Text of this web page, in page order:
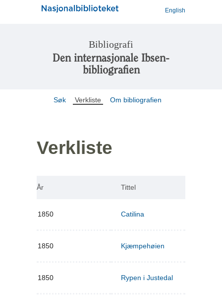
English
Bibliografi
Den internasjonale Ibsen-
bibliografien
Søk Verkliste Om bibliografien
Verkliste
År Tittel
1850 Catilina
1850 Kjæmpehøien
1850 Rypen i Justedal